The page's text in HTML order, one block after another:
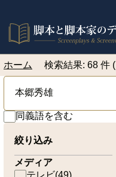
ホーム 検索結果: 68 件
同義語を含む
絞り込み
メディア
テレビ(49)